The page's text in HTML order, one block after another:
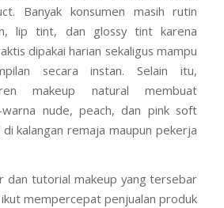
Banyak konsumen masih rutin
lip tint, dan glossy tint karena
dipakai harian sekaligus mampu
secara instan. Selain itu,
makeup natural membuat
nude, peach, dan pink soft
kalangan remaja maupun pekerja
dan tutorial makeup yang tersebar
mempercepat penjualan produk